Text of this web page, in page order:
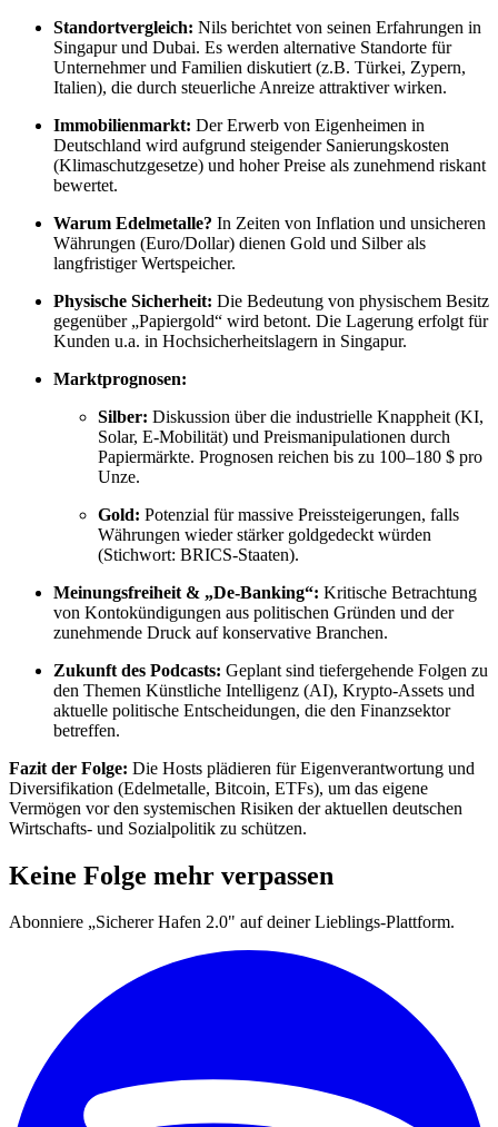
Standortvergleich: Nils berichtet von seinen Erfahrungen in
Singapur und Dubai. Es werden alternative Standorte für
Unternehmer und Familien diskutiert (z.B. Türkei, Zypern,
Italien), die durch steuerliche Anreize attraktiver wirken.
Immobilienmarkt: Der Erwerb von Eigenheimen in
Deutschland wird aufgrund steigender Sanierungskosten
(Klimaschutzgesetze) und hoher Preise als zunehmend riskant
bewertet.
Warum Edelmetalle? In Zeiten von Inflation und unsicheren
Währungen (Euro/Dollar) dienen Gold und Silber als
langfristiger Wertspeicher.
Physische Sicherheit: Die Bedeutung von physischem Besitz
gegenüber „Papiergold“ wird betont. Die Lagerung erfolgt für
Kunden u.a. in Hochsicherheitslagern in Singapur.
Marktprognosen:
Silber: Diskussion über die industrielle Knappheit (KI,
Solar, E-Mobilität) und Preismanipulationen durch
Papiermärkte. Prognosen reichen bis zu 100–180 $ pro
Unze.
Gold: Potenzial für massive Preissteigerungen, falls
Währungen wieder stärker goldgedeckt würden
(Stichwort: BRICS-Staaten).
Meinungsfreiheit & „De-Banking“: Kritische Betrachtung
von Kontokündigungen aus politischen Gründen und der
zunehmende Druck auf konservative Branchen.
Zukunft des Podcasts: Geplant sind tiefergehende Folgen zu
den Themen Künstliche Intelligenz (AI), Krypto-Assets und
aktuelle politische Entscheidungen, die den Finanzsektor
betreffen.
Fazit der Folge: Die Hosts plädieren für Eigenverantwortung und
Diversifikation (Edelmetalle, Bitcoin, ETFs), um das eigene
Vermögen vor den systemischen Risiken der aktuellen deutschen
Wirtschafts- und Sozialpolitik zu schützen.
Keine Folge mehr verpassen
Abonniere „Sicherer Hafen 2.0" auf deiner Lieblings-Plattform.